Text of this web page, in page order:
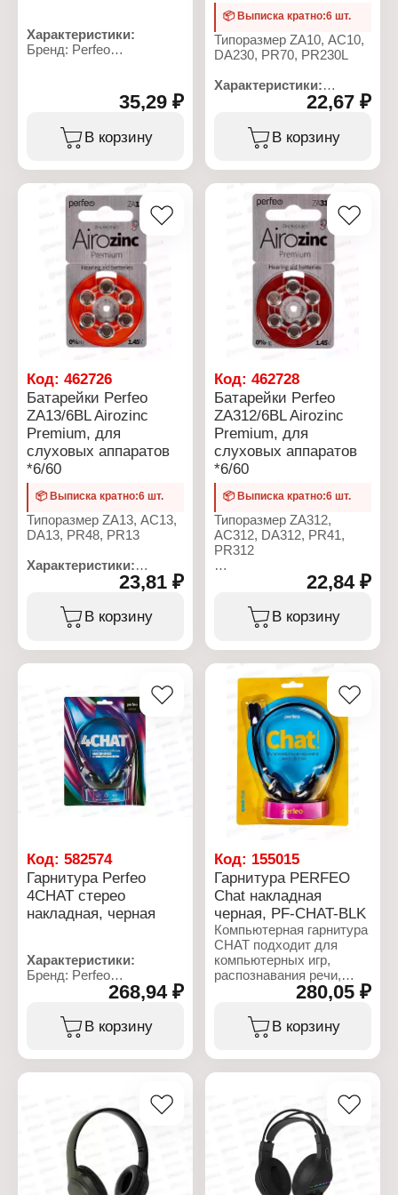
Характеристики:
Бренд: Perfeo
Тип товара: Батарейка
Типоразмер: D, R20
Химическое свойство:
марганцево-цинковая
Напряжение: 1,5 В
Количество в упаковке: 2
Упаковка:
термоусадочная пленка
35,29 ₽
В корзину
📦 Выписка кратно:6 шт.
Типоразмер ZA10, AC10,
DA230, PR70, PR230L
Характеристики:
Артикул: PF ZA10/6BL
Серия: Airozinc Premium
Тип товара: Батарейка
Назначение: для
слуховых аппаратов
Химическое свойство:
воздушно-цинковые
Напряжение: 1,45 В
Количество в упаковке: 6
Упаковка: блистер
22,67 ₽
В корзину
Код: 462726
Батарейки Perfeo
ZA13/6BL Airozinc
Premium, для
слуховых аппаратов
*6/60
📦 Выписка кратно:6 шт.
Типоразмер ZA13, AC13,
DA13, PR48, PR13
Характеристики:
Серия: Airozinc Premium
Тип товара: Батарейка
Типоразмер: ZA13
Напряжение: 1,45 В
Количество в упаковке: 6
Упаковка: блистер
23,81 ₽
В корзину
Код:462728
Батарейки Perfeo
ZA312/6BL Airozinc
Premium, для
слуховых аппаратов
*6/60
📦 Выписка кратно:6 шт.
Типоразмер ZA312,
AC312, DA312, PR41,
PR312
Характеристики:
Артикул: PF ZA312/6BL
Серия: Airozinc Premium
PR312
Назначение: для
слуховых аппаратов
Химическое свойство:
воздушно-цинковые
Напряжение: 1,45 В
Количество в упаковке: 6
Упаковка: блистер
22,84 ₽
В корзину
Код: 582574
Гарнитура Perfeo
4CHAT стерео
накладная, черная
Характеристики:
Бренд: Perfeo
Артикул: PF-CHAT-
Тип товара: Гарнитура
Модель: 4Chat
компьютерная
Тип наушников:
накладные
Тип крепления: оголовье
Микрофон: с
микрофоном
268,94 ₽
В корзину
Код: 155015
Гарнитура PERFEO
Chat накладная
черная, PF-CHAT-BLK
Компьютерная гарнитура
CHAT подходит для
компьютерных игр,
распознавания речи,
интернет-телефонии и
приложениями VoIP
Тип товара: Гарнитура
Модель: Chat
Тип подлючения:
проводная
Вариация: наушники
Назначение:
компьютерная
280,05 ₽
В корзину